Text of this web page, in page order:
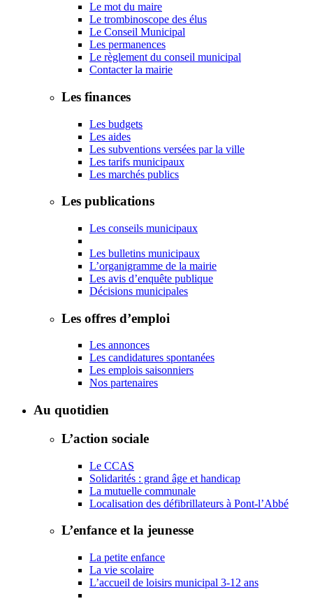
Le mot du maire
Le trombinoscope des élus
Le Conseil Municipal
Les permanences
Le règlement du conseil municipal
Contacter la mairie
Les finances
Les budgets
Les aides
Les subventions versées par la ville
Les tarifs municipaux
Les marchés publics
Les publications
Les conseils municipaux
Les bulletins municipaux
L’organigramme de la mairie
Les avis d’enquête publique
Décisions municipales
Les offres d’emploi
Les annonces
Les candidatures spontanées
Les emplois saisonniers
Nos partenaires
Au quotidien
L’action sociale
Le CCAS
Solidarités : grand âge et handicap
La mutuelle communale
Localisation des défibrillateurs à Pont-l’Abbé
L’enfance et la jeunesse
La petite enfance
La vie scolaire
L’accueil de loisirs municipal 3-12 ans